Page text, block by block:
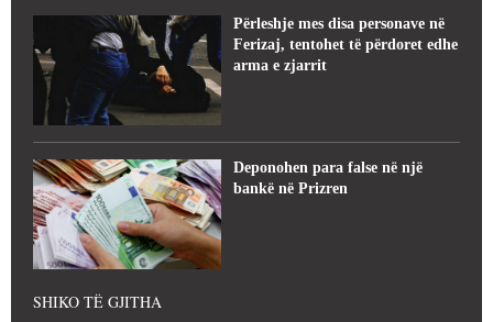
Përleshje mes disa personave në
Ferizaj, tentohet të përdoret edhe
arma e zjarrit
Deponohen para false në një
bankë në Prizren
SHIKO TË GJITHA